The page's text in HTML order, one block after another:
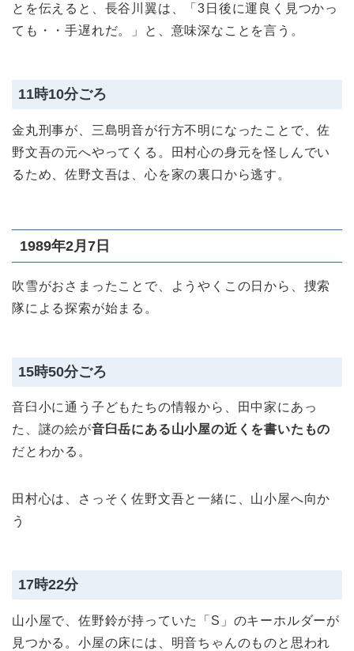
とを伝えると、長谷川翼は、「3日後に運良く見つかっ
ても・・手遅れだ。」と、意味深なことを言う。
11時10分ごろ
金丸刑事が、三島明音が行方不明になったことで、佐
野文吾の元へやってくる。田村心の身元を怪しんでい
るため、佐野文吾は、心を家の裏口から逃す。
1989年2月7日
吹雪がおさまったことで、ようやくこの日から、捜索
隊による探索が始まる。
15時50分ごろ
音臼小に通う子どもたちの情報から、田中家にあっ
た、謎の絵が音臼岳にある山小屋の近くを書いたもの
だとわかる。
田村心は、さっそく佐野文吾と一緒に、山小屋へ向か
う
17時22分
山小屋で、佐野鈴が持っていた「S」のキーホルダーが
見つかる。小屋の床には、明音ちゃんのものと思われ